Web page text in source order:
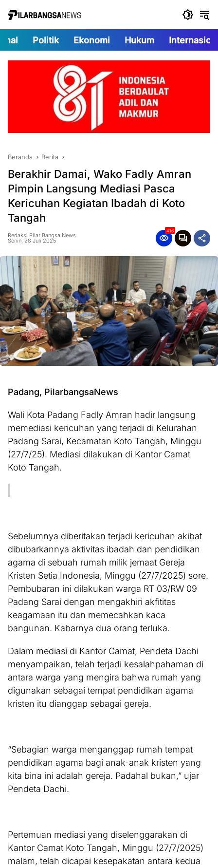
Politik Ekonomi Hukum
Beranda Berita
Berakhir Damai, Wako Fadly Amran
Pimpin Langsung Mediasi Pasca
Kericuhan Kegiatan Ibadah di Koto
Tangah
Redaksi Pilar Bangsa News
Senin, 28 Juli 2025
416
Padang, PilarbangsaNews
Wali Kota Padang Fadly Amran hadir langsung
memediasi kericuhan yang terjadi di Kelurahan
Padang Sarai, Kecamatan Koto Tangah, Minggu
(27/7/25). Mediasi dilakukan di Kantor Camat
Koto Tangah.
Sebelumnya diberitakan terjadi kericuhan akibat
dibubarkannya aktivitas ibadah dan pendidikan
agama di sebuah rumah milik jemaat Gereja
Kristen Setia Indonesia, Minggu (27/7/2025) sore.
Pembubaran ini dilakukan warga RT 03/RW 09
Padang Sarai dengan mengakhiri akfititas
keagamaan itu dan memecahkan kaca
bangunan. Kabarnya dua orang terluka.
Dalam mediasi di Kantor Camat, Pendeta Dachi
menyampaikan, telah terjadi kesalahpahaman di
antara warga yang mengira bahwa rumah yang
digunakan sebagai tempat pendidikan agama
kristen itu dianggap sebagai gereja.
“Sebagian warga menganggap rumah tempat
pendidikan agama bagi anak-anak kristen yang
kita bina ini adalah gereja. Padahal bukan,” ujar
Pendeta Dachi.
Pertemuan mediasi yang diselenggarakan di
Kantor Camat Koto Tangah, Minggu (27/7/2025)
malam, telah dicapai kesepakatan antara kedua